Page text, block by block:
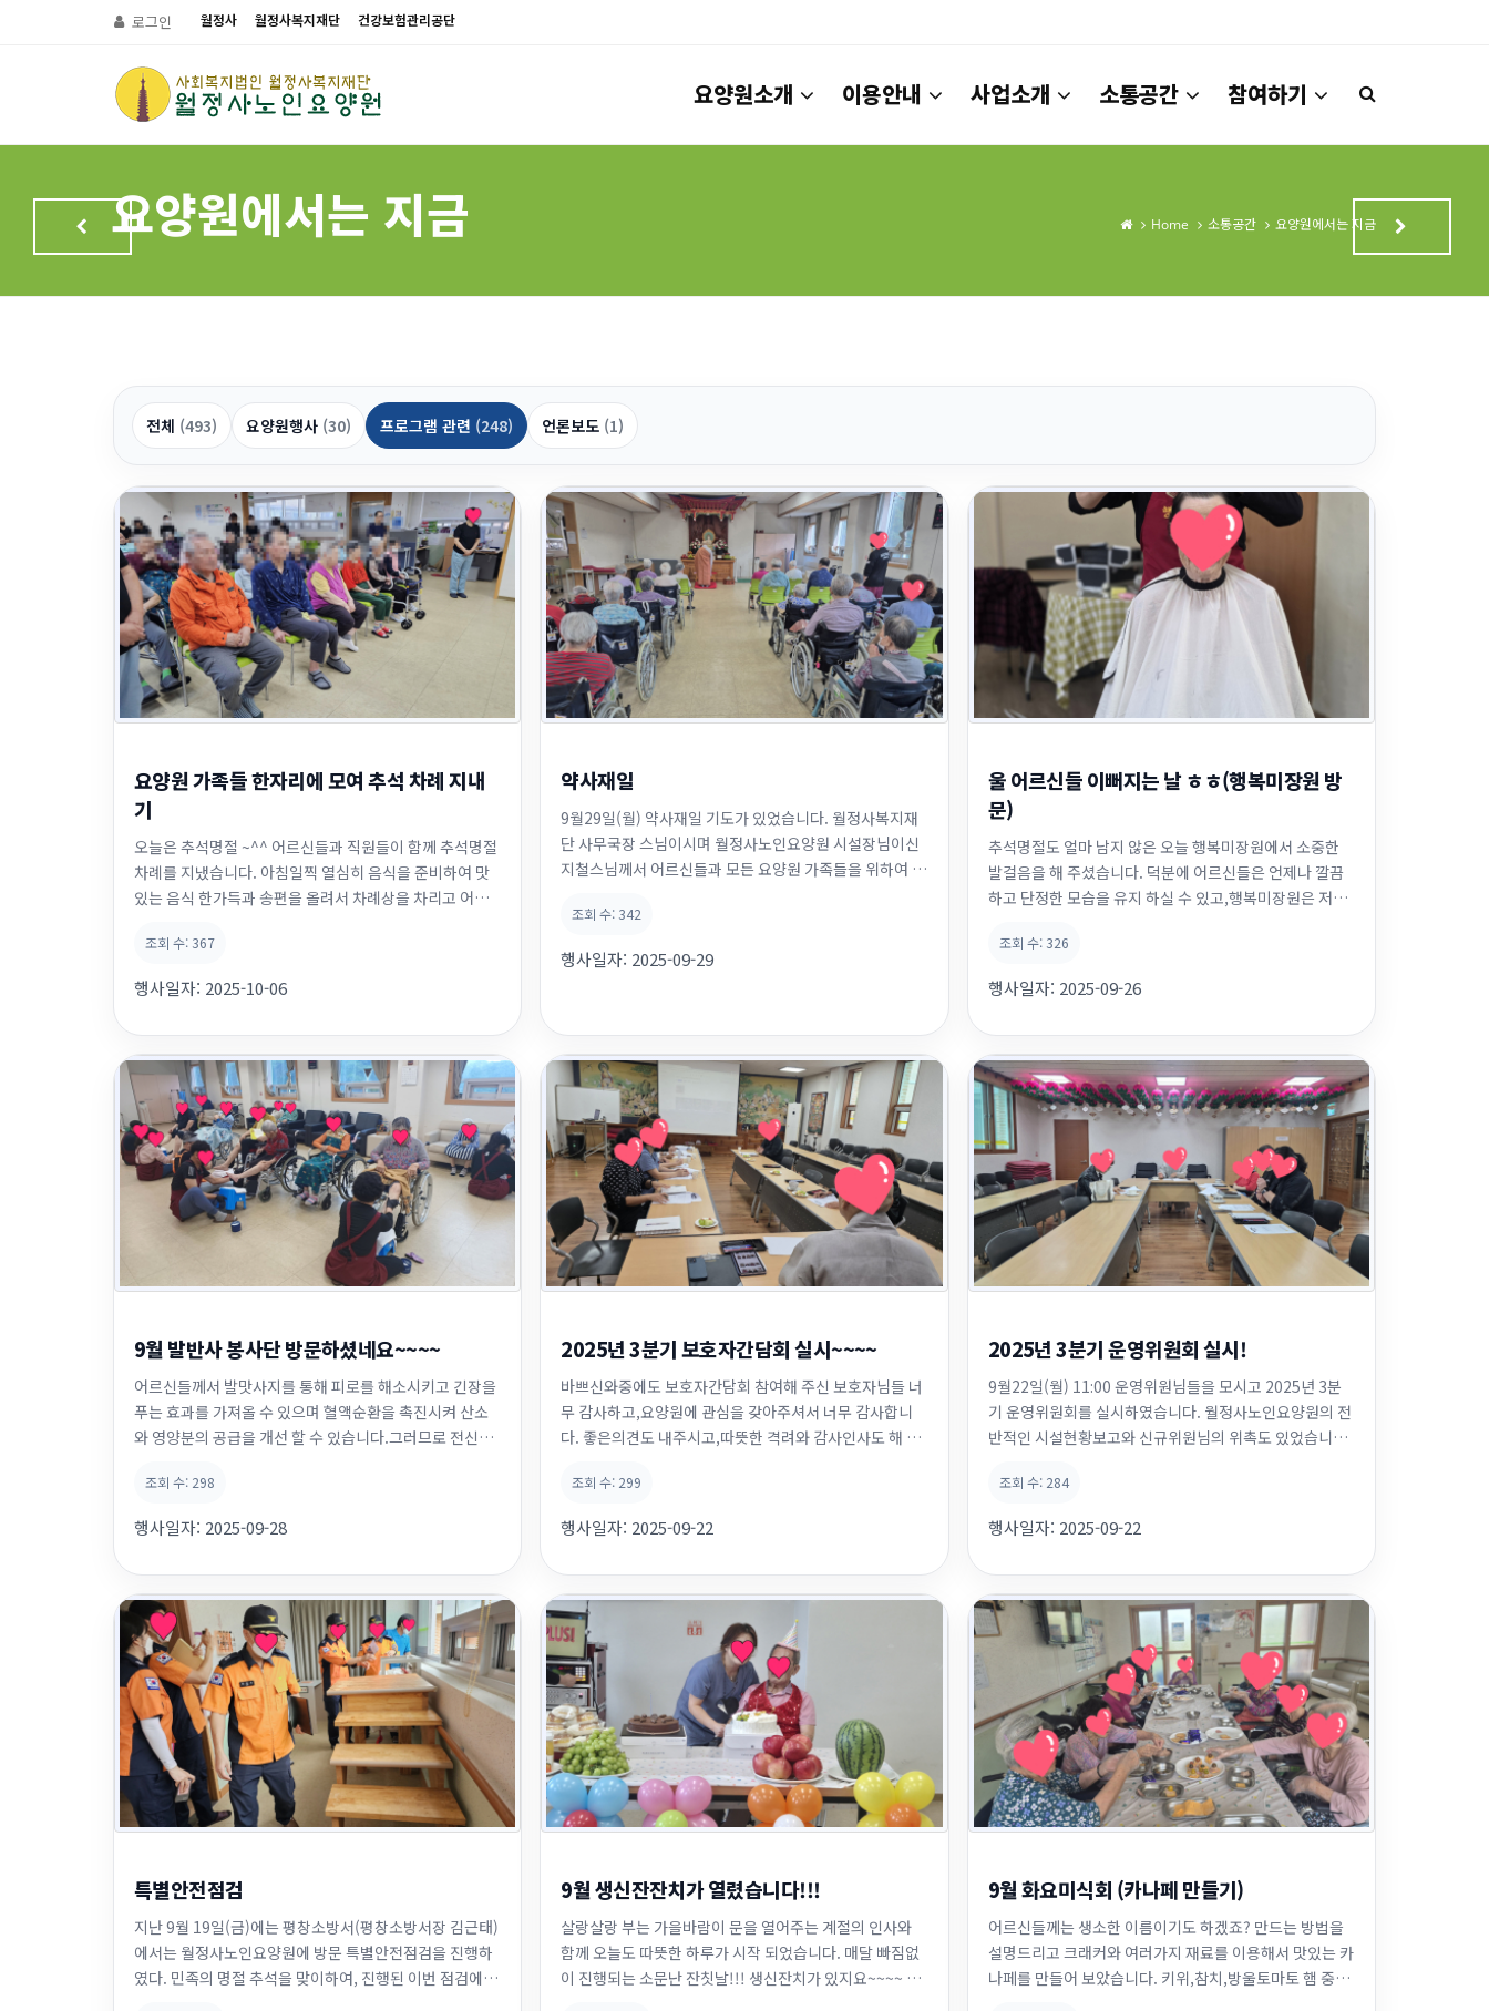
로그인 월정사 월정사복지재단 건강보험관리공단
요양원소개 이용안내 사업소개 소통공간 참여하기
요양원에서는 지금 Home 소통공간 요양원에서는 지금
전체 (493) 요양원행사 (30) 프로그램 관련 (248) 언론보도 (1)
요양원 가족들 한자리에 모여 추석 차례 지내
기
오늘은 추석명절 ~^^ 어르신들과 직원들이 함께 추석명절
차례를 지냈습니다. 아침일찍 열심히 음식을 준비하여 맛
있는 음식 한가득과 송편을 올려서 차례상을 차리고 어르
차례를 지내면서 조상님께 감사한 마음을 드리며,행복을
였습니다. 차례가 끝나고 맛있는 음식도 나누어 드시고,즐
조회 수: 367
행사일자: 2025-10-06
약사재일
9월29일(월) 약사재일 기도가 있었습니다. 월정사복지재
단 사무국장 스님이시며 월정사노인요양원 시설장님이신
지철스님께서 어르신들과 모든 요양원 가족들을 위하여 축
히 기도하십니다. 저희도 어르신을 위하여 간절히 기도할
어주시고, 잘하면 잘한다고 칭찬해주시고, 못하면 못한다
조회 수: 342
행사일자: 2025-09-29
울 어르신들 이뻐지는 날 ㅎㅎ(행복미장원 방
문)
추석명절도 얼마 남지 않은 오늘 행복미장원에서 소중한
발걸음을 해 주셨습니다. 덕분에 어르신들은 언제나 깔끔
하고 단정한 모습을 유지 하실 수 있고,행복미장원은 저희
네요 ㅎㅎㅎ 커트를 해주시면서 예쁜말과 애교넘치는 사랑
립니다. 보호자분들게서도 너무 행복해 하실 듯 하네요
조회 수: 326
행사일자: 2025-09-26
9월 발반사 봉사단 방문하셨네요~~~~
어르신들께서 발맛사지를 통해 피로를 해소시키고 긴장을
푸는 효과를 가져올 수 있으며 혈액순환을 촉진시켜 산소
와 영양분의 공급을 개선 할 수 있습니다.그러므로 전신의
야기도 나누며~~~ 맛사지도 하고~~~ 화기애애한 분위기
반사 봉사단들께 너무나 감사드립니다^*^
조회 수: 298
행사일자: 2025-09-28
2025년 3분기 보호자간담회 실시~~~~
바쁘신와중에도 보호자간담회 참여해 주신 보호자님들 너
무 감사하고,요양원에 관심을 갖아주셔서 너무 감사합니
다. 좋은의견도 내주시고,따뜻한 격려와 감사인사도 해 주
을 잘 수렴하여 가정과 같은 편안한 요양원이 되도록 직원
조회 수: 299
행사일자: 2025-09-22
2025년 3분기 운영위원회 실시!
9월22일(월) 11:00 운영위원님들을 모시고 2025년 3분
기 운영위원회를 실시하였습니다. 월정사노인요양원의 전
반적인 시설현황보고와 신규위원님의 위촉도 있었습니다.
니다. 모든 의견 잘 수렴하고 진행하여 보다 좋은 요양원이
조회 수: 284
행사일자: 2025-09-22
특별안전점검
지난 9월 19일(금)에는 평창소방서(평창소방서장 김근태)
에서는 월정사노인요양원에 방문 특별안전점검을 진행하
였다. 민족의 명절 추석을 맞이하여, 진행된 이번 점검에는
9월 생신잔잔치가 열렸습니다!!!
살랑살랑 부는 가을바람이 문을 열어주는 계절의 인사와
함께 오늘도 따뜻한 하루가 시작 되었습니다. 매달 빠짐없
이 진행되는 소문난 잔칫날!!! 생신잔치가 있지요~~~~ 오
9월 화요미식회 (카나페 만들기)
어르신들께는 생소한 이름이기도 하겠죠? 만드는 방법을
설명드리고 크래커와 여러가지 재료를 이용해서 맛있는 카
나페를 만들어 보았습니다. 키위,참치,방울토마토 햄 중에